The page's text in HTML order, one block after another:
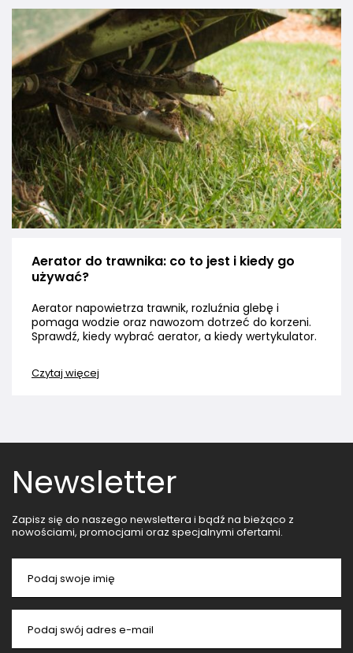
Aerator do trawnika: co to jest i kiedy go
używać?
Aerator napowietrza trawnik, rozluźnia glebę i
pomaga wodzie oraz nawozom dotrzeć do korzeni.
Sprawdź, kiedy wybrać aerator, a kiedy wertykulator.
Czytaj więcej
Newsletter
Zapisz się do naszego newslettera i bądź na bieżąco z
nowościami, promocjami oraz specjalnymi ofertami.
Podaj swoje imię
Podaj swój adres e-mail